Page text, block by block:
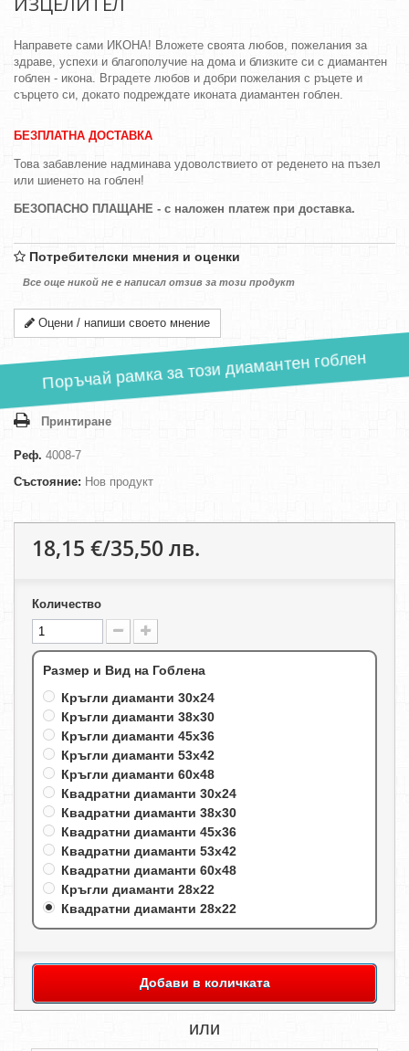
Направете сами ИКОНА! Вложете своята любов, пожелания за
здраве, успехи и благополучие на дома и близките си с диамантен
гоблен - икона. Вградете любов и добри пожелания с ръцете и
сърцето си, докато подреждате иконата диамантен гоблен.
БЕЗПЛАТНА ДОСТАВКА
Това забавление надминава удоволствието от реденето на пъзел
или шиенето на гоблен!
БЕЗОПАСНО ПЛАЩАНЕ - с наложен платеж при доставка.
Потребителски мнения и оценки
Все още никой не е написал отзив за този продукт
Оцени / напиши своето мнение
Поръчай рамка за този диамантен гоблен
Принтиране
Реф. 4008-7
Състояние: Нов продукт
18,15 €/35,50 лв.
Количество
Размер и Вид на Гоблена
Кръгли диаманти 30х24
Кръгли диаманти 38х30
Кръгли диаманти 45х36
Кръгли диаманти 53х42
Кръгли диаманти 60х48
Квадратни диаманти 30х24
Квадратни диаманти 38х30
Квадратни диаманти 45х36
Квадратни диаманти 53х42
Квадратни диаманти 60х48
Кръгли диаманти 28х22
Квадратни диаманти 28х22
Добави в количката
или